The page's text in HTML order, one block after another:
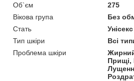
Об`єм
275
Вікова група
Без
Стать
Унісекс
Тип шкіри
Всі
Проблема шкіри
Жирний
Прищі,